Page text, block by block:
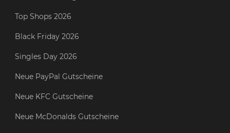
Top Shops 2026
Black Friday 2026
Singles Day 2026
Neue PayPal Gutscheine
Neue KFC Gutscheine
Neue McDonalds Gutscheine